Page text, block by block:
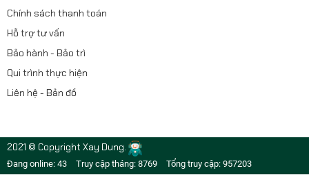
Chính sách thanh toán
Hỗ trợ tư vấn
Bảo hành - Bảo trì
Qui trình thực hiện
Liên hệ - Bản đồ
2021 © Copyright Xay Dung.
Đang online: 43 Truy cập tháng: 8769 Tổng truy cập: 957203